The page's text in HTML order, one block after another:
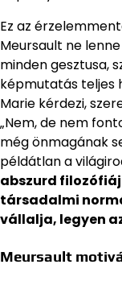
Ez az
Meursault ne
minden gesztusa,
képmutatás teljes
Marie kérdezi,
„Nem, de nem
még önmagának
példátlan a
abszurd
társadalmi
vállalja, legyen
Meursault